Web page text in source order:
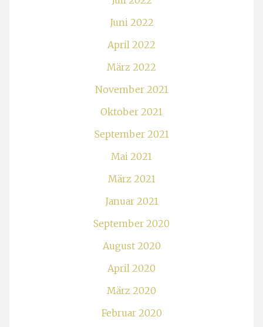
Juni 2022
April 2022
März 2022
November 2021
Oktober 2021
September 2021
Mai 2021
März 2021
Januar 2021
September 2020
August 2020
April 2020
März 2020
Februar 2020